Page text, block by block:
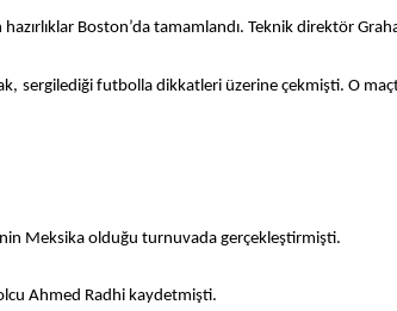
hazırlıklar Boston’da tamamlandı. Teknik direktör
sergilediği futbolla dikkatleri üzerine çekmişti. O
Meksika olduğu turnuvada gerçekleştirmişti.
Ahmed Radhi kaydetmişti.